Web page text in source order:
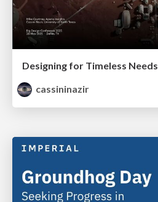
Designing for Timeless Needs
cassininazir